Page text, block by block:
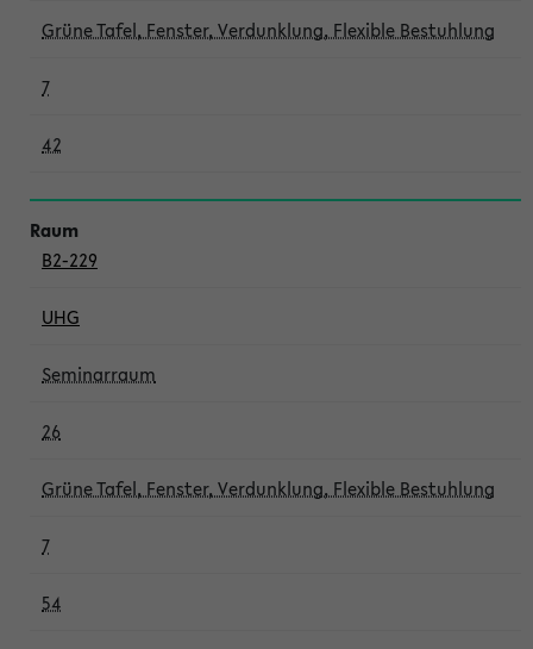
Grüne Tafel, Fenster, Verdunklung, Flexible Bestuhlung
7
42
B2-229
UHG
Seminarraum
26
Grüne Tafel, Fenster, Verdunklung, Flexible Bestuhlung
7
54